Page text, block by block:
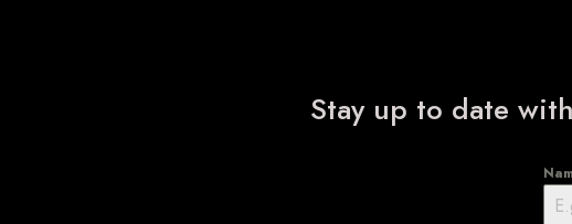
Stay up to date